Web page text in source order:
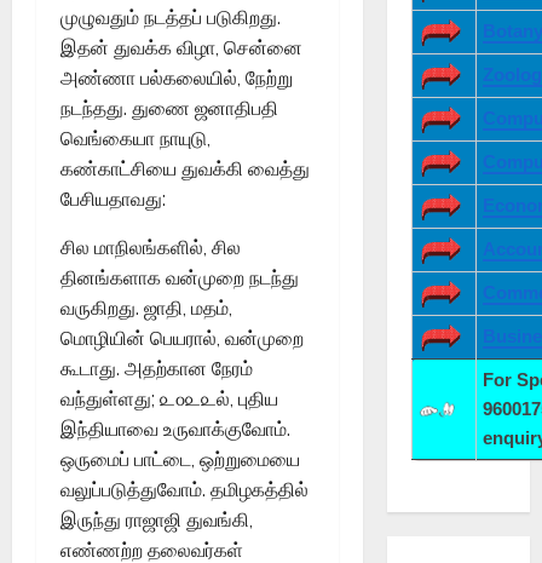
முழுவதும் நடத்தப் படுகிறது.
இதன் துவக்க விழா, சென்னை
அண்ணா பல்கலையில், நேற்று
நடந்தது. துணை ஜனாதிபதி
வெங்கையா நாயுடு,
கண்காட்சியை துவக்கி வைத்து
பேசியதாவது:
சில மாநிலங்களில், சில
தினங்களாக வன்முறை நடந்து
வருகிறது. ஜாதி, மதம்,
மொழியின் பெயரால், வன்முறை
கூடாது. அதற்கான நேரம்
வந்துள்ளது; ௨௦௨௨ல், புதிய
இந்தியாவை உருவாக்குவோம்.
ஒருமைப் பாட்டை, ஒற்றுமையை
வலுப்படுத்துவோம். தமிழகத்தில்
இருந்து ராஜாஜி துவங்கி,
எண்ணற்ற தலைவர்கள்
For